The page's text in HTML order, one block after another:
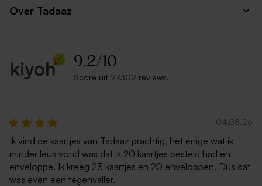
Over Tadaaz
9.2/10
Score uit 27302 reviews.
04.08.26
Ik vind de kaartjes van Tadaaz prachtig, het enige wat ik
minder leuk vond was dat ik 20 kaartjes besteld had en
enveloppe. Ik kreeg 23 kaartjes en 20 enveloppen. Dus dat
was even een tegenvaller.